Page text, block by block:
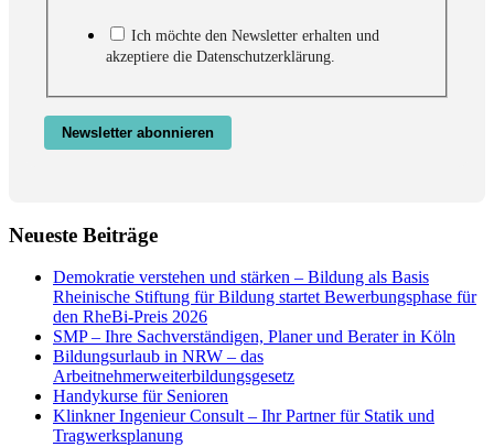
Ich möchte den Newsletter erhalten und
akzeptiere die Datenschutzerklärung.
Newsletter abonnieren
Neueste Beiträge
Demokratie verstehen und stärken – Bildung als Basis
Rheinische Stiftung für Bildung startet Bewerbungsphase für
den RheBi-Preis 2026
SMP – Ihre Sachverständigen, Planer und Berater in Köln
Bildungsurlaub in NRW – das
Arbeitnehmerweiterbildungsgesetz
Handykurse für Senioren
Klinkner Ingenieur Consult – Ihr Partner für Statik und
Tragwerksplanung